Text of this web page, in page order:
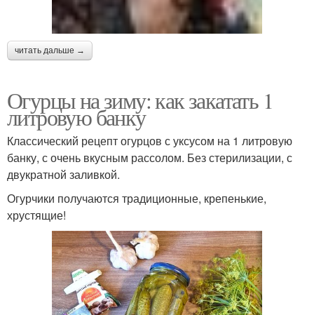
читать дальше →
Огурцы на зиму: как закатать 1
литровую банку
Классический рецепт огурцов с уксусом на 1 литровую
банку, с очень вкусным рассолом. Без стерилизации, с
двукратной заливкой.
Огурчики получаются традиционные, крепенькие,
хрустящие!